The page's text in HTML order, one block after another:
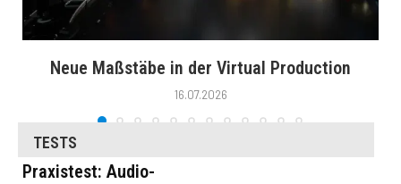
Neue Maßstäbe in der Virtual Production
16.07.2026
TESTS
Praxistest: Audio-